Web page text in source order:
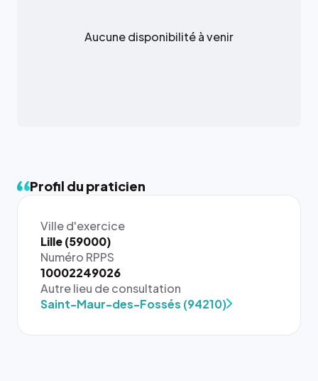
Aucune disponibilité à venir
Profil du praticien
Ville d'exercice
Lille (59000)
Numéro RPPS
10002249026
Autre lieu de consultation
Saint-Maur-des-Fossés (94210)
{# 40×40
: la taille
rendue par
`.profile-